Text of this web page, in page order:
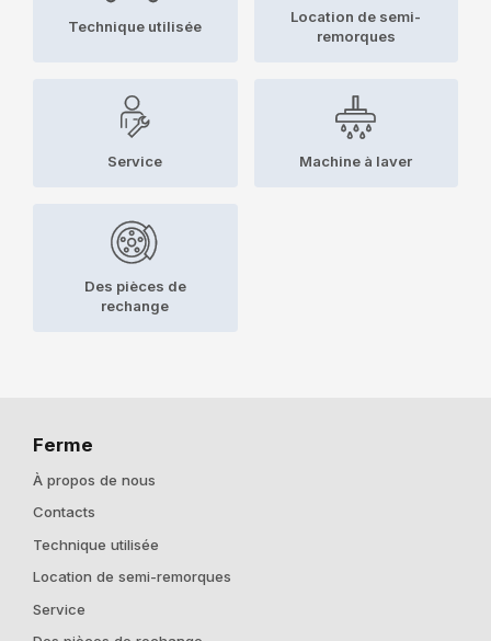
Technique utilisée
Location de semi-
remorques
Service Machine à laver
Des pièces de
rechange
Ferme
À propos de nous
Contacts
Technique utilisée
Location de semi-remorques
Service